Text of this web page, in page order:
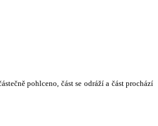
pohlceno, část se odráží a část prochází